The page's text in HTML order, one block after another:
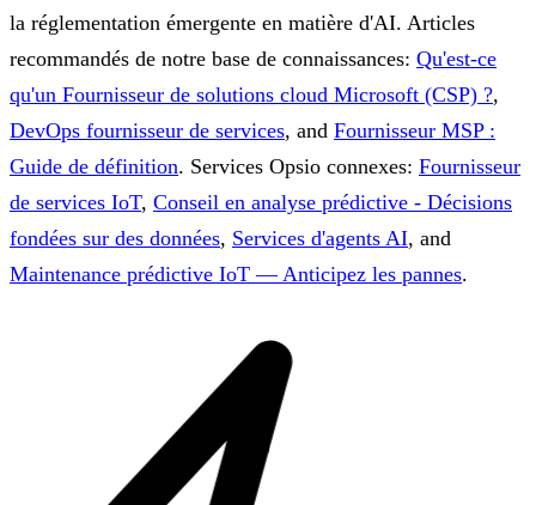
la réglementation émergente en matière d'AI. Articles
recommandés de notre base de connaissances: Qu'est-ce
qu'un Fournisseur de solutions cloud Microsoft (CSP) ?,
DevOps fournisseur de services, and Fournisseur MSP :
Guide de définition. Services Opsio connexes: Fournisseur
de services IoT, Conseil en analyse prédictive - Décisions
fondées sur des données, Services d'agents AI, and
Maintenance prédictive IoT — Anticipez les pannes.